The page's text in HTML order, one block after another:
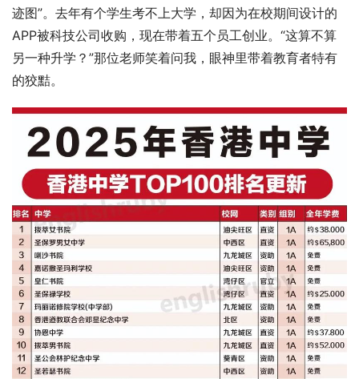
迹图”。去年有个学生考不上大学，却因为在校期间设计的
APP被科技公司收购，现在带着五个员工创业。“这算不算
另一种升学？”那位老师笑着问我，眼神里带着教育者特有
的狡黠。